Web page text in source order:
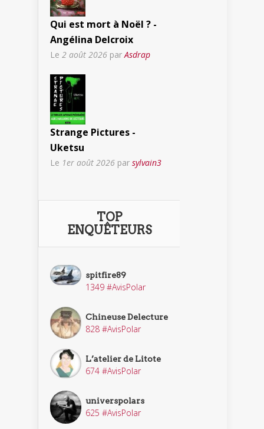
Qui est mort à Noël ? -
Angélina Delcroix
Le 2 août 2026 par Asdrap
Strange Pictures -
Uketsu
Le 1er août 2026 par sylvain3
TOP
ENQUÊTEURS
spitfire89
1349 #AvisPolar
Chineuse Delecture
828 #AvisPolar
L’atelier de Litote
674 #AvisPolar
universpolars
625 #AvisPolar